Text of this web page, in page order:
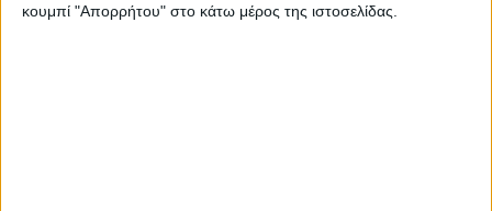
κουμπί "Απορρήτου" στο κάτω μέρος της ιστοσελίδας.